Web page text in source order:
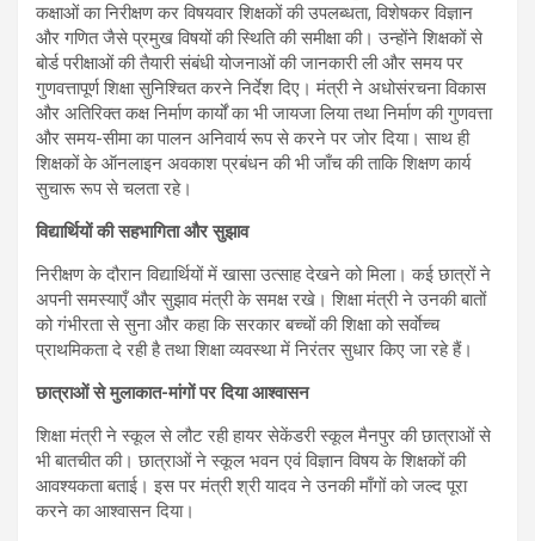
कक्षाओं का निरीक्षण कर विषयवार शिक्षकों की उपलब्धता, विशेषकर विज्ञान
और गणित जैसे प्रमुख विषयों की स्थिति की समीक्षा की। उन्होंने शिक्षकों से
बोर्ड परीक्षाओं की तैयारी संबंधी योजनाओं की जानकारी ली और समय पर
गुणवत्तापूर्ण शिक्षा सुनिश्चित करने निर्देश दिए। मंत्री ने अधोसंरचना विकास
और अतिरिक्त कक्ष निर्माण कार्यों का भी जायजा लिया तथा निर्माण की गुणवत्ता
और समय-सीमा का पालन अनिवार्य रूप से करने पर जोर दिया। साथ ही
शिक्षकों के ऑनलाइन अवकाश प्रबंधन की भी जाँच की ताकि शिक्षण कार्य
सुचारू रूप से चलता रहे।
विद्यार्थियों की सहभागिता और सुझाव
निरीक्षण के दौरान विद्यार्थियों में खासा उत्साह देखने को मिला। कई छात्रों ने
अपनी समस्याएँ और सुझाव मंत्री के समक्ष रखे। शिक्षा मंत्री ने उनकी बातों
को गंभीरता से सुना और कहा कि सरकार बच्चों की शिक्षा को सर्वाेच्च
प्राथमिकता दे रही है तथा शिक्षा व्यवस्था में निरंतर सुधार किए जा रहे हैं।
छात्राओं से मुलाकात-मांगों पर दिया आश्वासन
शिक्षा मंत्री ने स्कूल से लौट रही हायर सेकेंडरी स्कूल मैनपुर की छात्राओं से
भी बातचीत की। छात्राओं ने स्कूल भवन एवं विज्ञान विषय के शिक्षकों की
आवश्यकता बताई। इस पर मंत्री श्री यादव ने उनकी माँगों को जल्द पूरा
करने का आश्वासन दिया।